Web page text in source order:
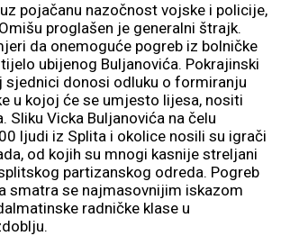
pojačanu nazočnost vojske i policije,
proglašen je generalni štrajk.
da onemoguće pogreb iz bolničke
ubijenog Buljanovića. Pokrajinski
sjednici donosi odluku o formiranju
u kojoj će se umjesto lijesa, nositi
Sliku Vicka Buljanovića na čelu
ljudi iz Splita i okolice nosili su igrači
od kojih su mnogi kasnije streljani
partizanskog odreda. Pogreb
smatra se najmasovnijim iskazom
radničke klase u